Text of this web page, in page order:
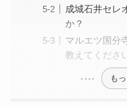
成城石井セレ
か？
マルエツ国分
教えてくださ
も